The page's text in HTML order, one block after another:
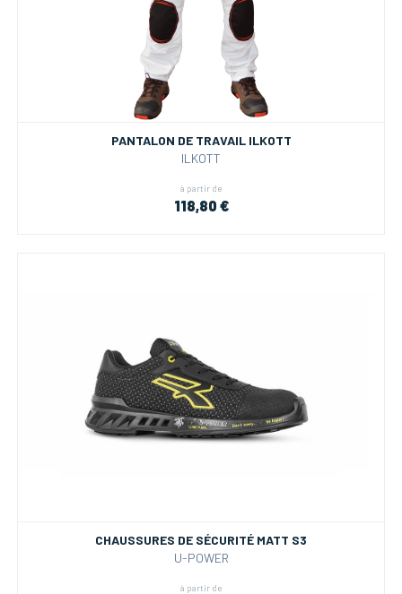
PANTALON DE TRAVAIL ILKOTT
ILKOTT
à partir de
118,80 €
CHAUSSURES DE SÉCURITÉ MATT S3
U-POWER
à partir de